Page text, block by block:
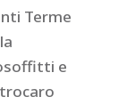
Terme
e